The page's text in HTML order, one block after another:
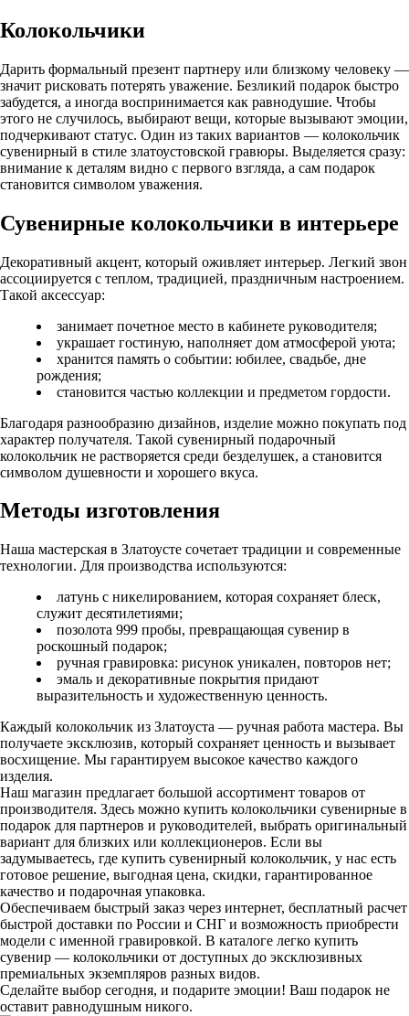
Колокольчики
Дарить формальный презент партнеру или близкому человеку —
значит рисковать потерять уважение. Безликий подарок быстро
забудется, а иногда воспринимается как равнодушие. Чтобы
этого не случилось, выбирают вещи, которые вызывают эмоции,
подчеркивают статус. Один из таких вариантов — колокольчик
сувенирный в стиле златоустовской гравюры. Выделяется сразу:
внимание к деталям видно с первого взгляда, а сам подарок
становится символом уважения.
Сувенирные колокольчики в интерьере
Декоративный акцент, который оживляет интерьер. Легкий звон
ассоциируется с теплом, традицией, праздничным настроением.
Такой аксессуар:
занимает почетное место в кабинете руководителя;
украшает гостиную, наполняет дом атмосферой уюта;
хранится память о событии: юбилее, свадьбе, дне
рождения;
становится частью коллекции и предметом гордости.
Благодаря разнообразию дизайнов, изделие можно покупать под
характер получателя. Такой сувенирный подарочный
колокольчик не растворяется среди безделушек, а становится
символом душевности и хорошего вкуса.
Методы изготовления
Наша мастерская в Златоусте сочетает традиции и современные
технологии. Для производства используются:
латунь с никелированием, которая сохраняет блеск,
служит десятилетиями;
позолота 999 пробы, превращающая сувенир в
роскошный подарок;
ручная гравировка: рисунок уникален, повторов нет;
эмаль и декоративные покрытия придают
выразительность и художественную ценность.
Каждый колокольчик из Златоуста — ручная работа мастера. Вы
получаете эксклюзив, который сохраняет ценность и вызывает
восхищение. Мы гарантируем высокое качество каждого
изделия.
Наш магазин предлагает большой ассортимент товаров от
производителя. Здесь можно купить колокольчики сувенирные в
подарок для партнеров и руководителей, выбрать оригинальный
вариант для близких или коллекционеров. Если вы
задумываетесь, где купить сувенирный колокольчик, у нас есть
готовое решение, выгодная цена, скидки, гарантированное
качество и подарочная упаковка.
Обеспечиваем быстрый заказ через интернет, бесплатный расчет
быстрой доставки по России и СНГ и возможность приобрести
модели с именной гравировкой. В каталоге легко купить
сувенир — колокольчики от доступных до эксклюзивных
премиальных экземпляров разных видов.
Сделайте выбор сегодня, и подарите эмоции! Ваш подарок не
оставит равнодушным никого.